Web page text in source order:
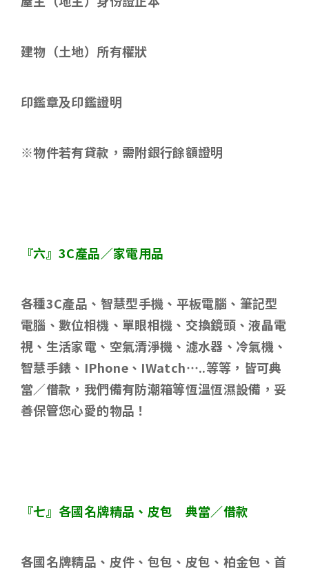
建物（土地）所有權狀
印鑑章及印鑑證明
※物件若有貸款，需附銀行餘額證明
『六』3C產品／家電用品
各種3C產品、智慧型手機、平板電腦、筆記型
電腦、數位相機、單眼相機、交換鏡頭、液晶電
視、生活家電、空氣清淨機、濾水器、冷氣機、
智慧手錶、 IPhone、 IWatch…..等等，皆可典
當／借款，我們備有防潮箱等恆溫恆濕設備，妥
善保管您心愛的物品！
『七』各國名牌精品、皮包 典當／借款
各國名牌精品、皮件、包包、皮包、柏金包、首